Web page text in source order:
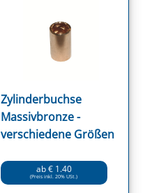
Zylinderbuchse
Massivbronze -
verschiedene Größen
ab € 1.40
(Preis inkl. 20% USt.)